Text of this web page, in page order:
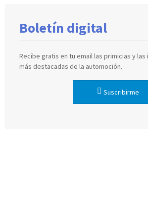
Boletín digital
Recibe gratis en tu email las primicias y
más destacadas de la automoción.
Suscribirme